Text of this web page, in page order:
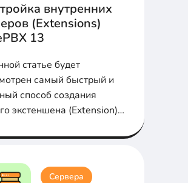
внутренних
(Extensions)
13
статье будет
самый быстрый и
способ создания
экстеншена (Extension)
его на SIP-
Сервера